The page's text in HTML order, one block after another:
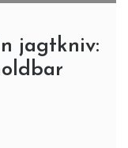
jagtkniv: